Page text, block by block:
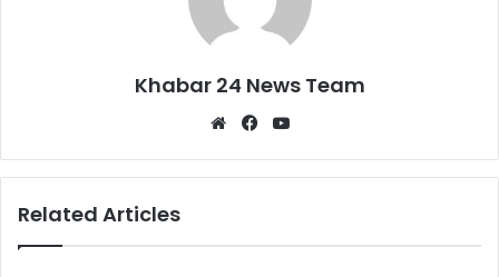
Khabar 24 News Team
WebsiteFacebook
Related Articles